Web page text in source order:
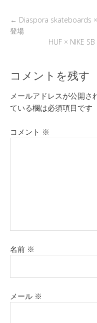
← Diaspora skateboards
登場
HUF × NIKE
コメントを残す
メールアドレスが公開さ
ている欄は必須項目です
コメント ※
名前 ※
メール ※